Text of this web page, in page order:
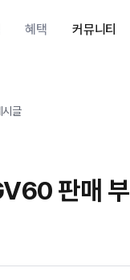
혜택 커뮤니티
시글
판매